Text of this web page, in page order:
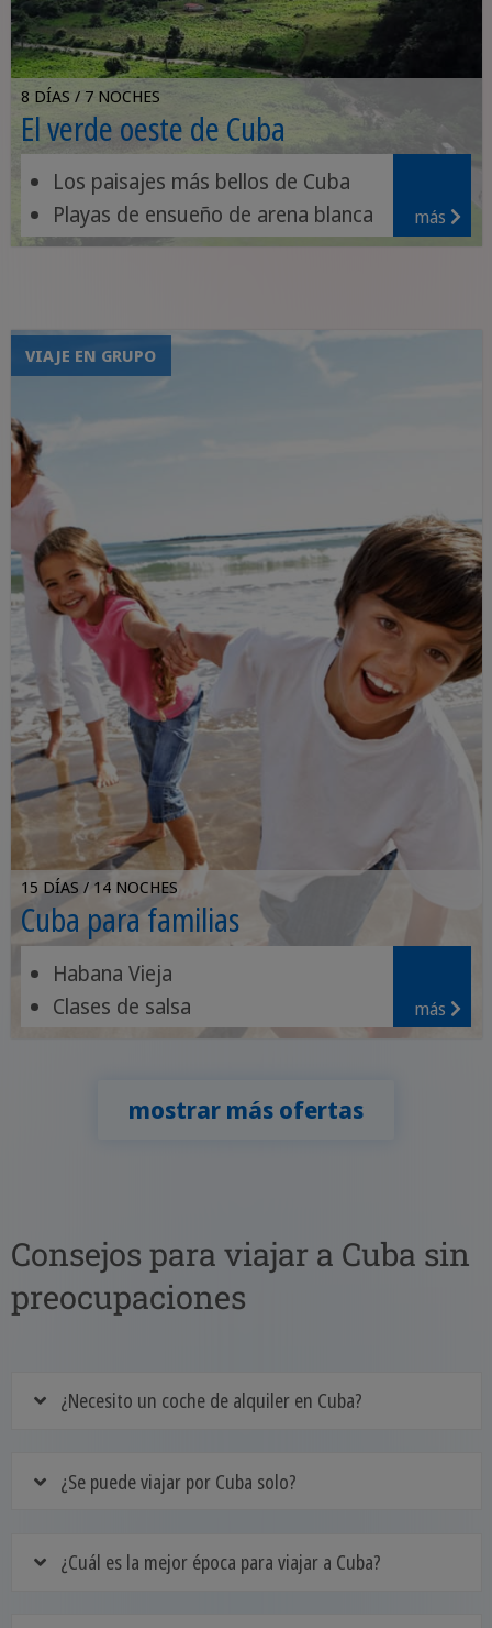
8 DÍAS / 7 NOCHES
El verde oeste de Cuba
Los paisajes más bellos de Cuba
Playas de ensueño de arena blanca
Jardines de orquídeas y cascadas
más
VIAJE EN GRUPO
15 DÍAS / 14 NOCHES
Cuba para familias
Habana Vieja
Clases de salsa
Naturaleza en el Valle de Viñales
más
mostrar más ofertas
Consejos para viajar a Cuba sin
preocupaciones
¿Necesito un coche de alquiler en Cuba?
¿Se puede viajar por Cuba solo?
¿Cuál es la mejor época para viajar a Cuba?